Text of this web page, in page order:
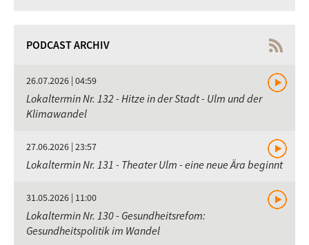
PODCAST ARCHIV
26.07.2026 | 04:59
Lokaltermin Nr. 132 - Hitze in der Stadt - Ulm und der
Klimawandel
27.06.2026 | 23:57
Lokaltermin Nr. 131 - Theater Ulm - eine neue Ära beginnt
31.05.2026 | 11:00
Lokaltermin Nr. 130 - Gesundheitsrefom:
Gesundheitspolitik im Wandel